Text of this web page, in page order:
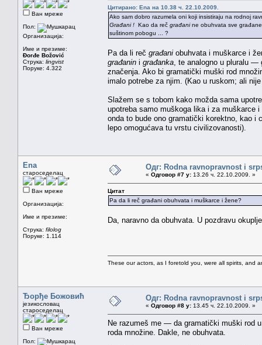
Ван мреже
Пол:
Организација:
Име и презиме:
Đorđe Božović
Струка: lingvist
Поруке: 4.322
Цитирано: Ena на 10.38 ч. 22.10.2009.
Ako sam dobro razumela oni koji insistiraju na rodnoj
Građani ! Kao da reč građanine obuhvata sve
suštinom pobogu ... ?
Pa da li reč građani obuhvata i muškarce i
građanin i građanka , te analogno u pluralu
značenja. Ako bi gramatički muški rod
imalo potrebe za njim. (Kao u ruskom; ali
Slažem se s tobom kako možda sama
upotreba samo muškoga lika i za muškarce
onda to bude ono gramatički korektno, kao
lepo omogućava tu vrstu civilizovanosti).
Ena
староседелац
Ван мреже
Организација:
Име и презиме:
Струка: filolog
Поруке: 1.114
Одг: Rodna ravnopravnost i
« Одговор #7 у: 13.26 ч. 22.10.2009. »
Цитат
Pa da li reč građani obuhvata i muškarce i žene?
Da, naravno da obuhvata. U pozdravu
These our actors, as I foretold you, were all spirits, and
Ђорђе Божовић
језикословац
староседелац
Ван мреже
Пол:
Одг: Rodna ravnopravnost i
« Одговор #8 у: 13.45 ч. 22.10.2009. »
Ne razumeš me — da gramatički muški rod
roda množine. Dakle, ne obuhvata.